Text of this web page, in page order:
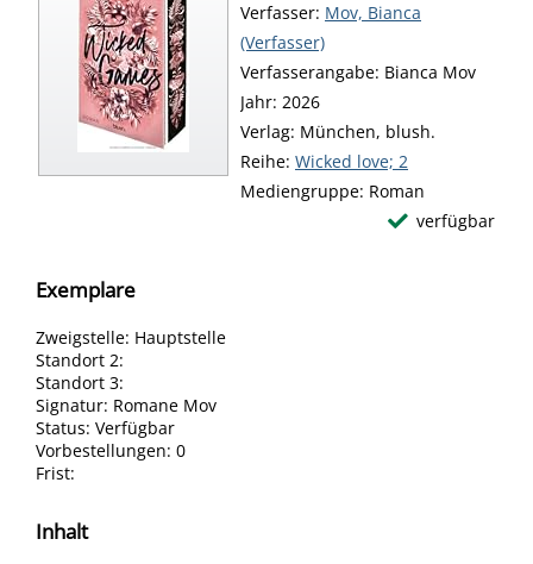
Verfasser: Suche nach diesem
Mov, Bianca
(Verfasser)
Verfasserangabe: Bianca Mov
Jahr: 2026
Verlag: München, blush.
Reihe: Wicked love; 2
Mediengruppe: Roman
verfügbar
Exemplare
Zweigstelle: Hauptstelle
Standort 2:
Standort 3:
Signatur: Romane Mov
Status: Verfügbar
Vorbestellungen: 0
Frist:
Inhalt